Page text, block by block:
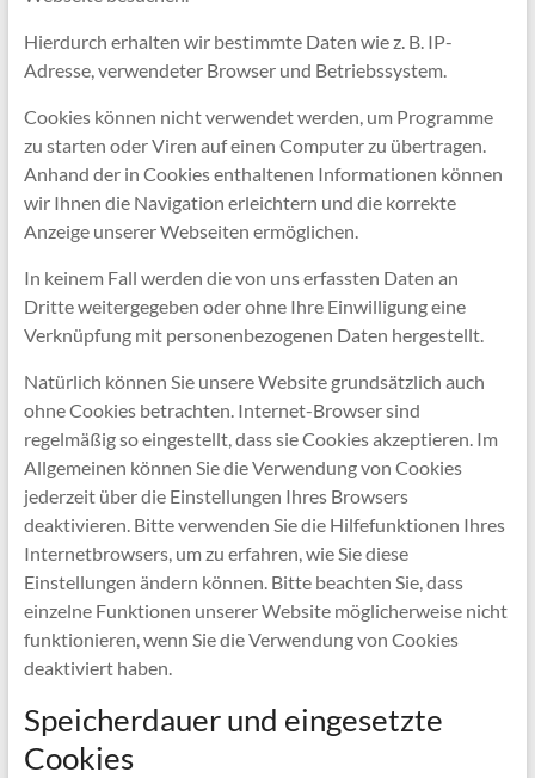
Hierdurch erhalten wir bestimmte Daten wie z. B. IP-
Adresse, verwendeter Browser und Betriebssystem.
Cookies können nicht verwendet werden, um Programme
zu starten oder Viren auf einen Computer zu übertragen.
Anhand der in Cookies enthaltenen Informationen können
wir Ihnen die Navigation erleichtern und die korrekte
Anzeige unserer Webseiten ermöglichen.
In keinem Fall werden die von uns erfassten Daten an
Dritte weitergegeben oder ohne Ihre Einwilligung eine
Verknüpfung mit personenbezogenen Daten hergestellt.
Natürlich können Sie unsere Website grundsätzlich auch
ohne Cookies betrachten. Internet-Browser sind
regelmäßig so eingestellt, dass sie Cookies akzeptieren. Im
Allgemeinen können Sie die Verwendung von Cookies
jederzeit über die Einstellungen Ihres Browsers
deaktivieren. Bitte verwenden Sie die Hilfefunktionen Ihres
Internetbrowsers, um zu erfahren, wie Sie diese
Einstellungen ändern können. Bitte beachten Sie, dass
einzelne Funktionen unserer Website möglicherweise nicht
funktionieren, wenn Sie die Verwendung von Cookies
deaktiviert haben.
Speicherdauer und eingesetzte
Cookies